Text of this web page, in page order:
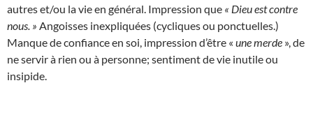
autres et/ou la vie en général. Impression que « Dieu est contre
nous. » Angoisses inexpliquées (cycliques ou ponctuelles.)
Manque de confiance en soi, impression d’être « une merde », de
ne servir à rien ou à personne; sentiment de vie inutile ou
insipide.